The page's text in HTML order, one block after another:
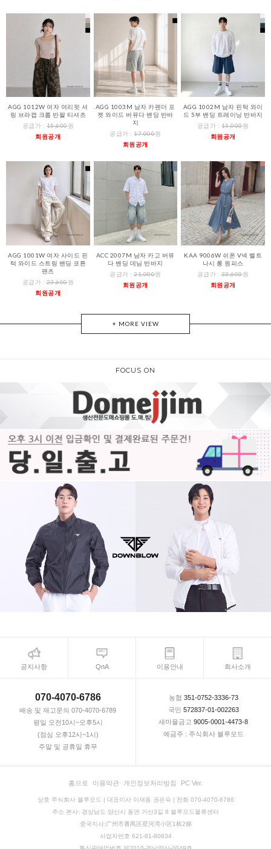
AGG 1012W 여자 여리핏 셔
링 브라캡 크롭 반팔 티셔츠
공급가 :15,600원
회원공개
AGG 1003M 남자 카펜더 포
켓 와이드 버뮤다 밴딩 반바
지
공급가 :17,000원
회원공개
AGG 1002M 남자 핀턱 와이
드 5부 밴딩 트레이닝 반바지
공급가 : 15,000원
회원공개
AGG 1001W 여자 사이드 핀
턱 와이드 스트링 밴딩 코튼
팬츠
공급가 :23,600원
회원공개
ACC 2007M 남자 카고 버뮤
다 밴딩 데님 반바지
공급가 :21,000원
회원공개
KAA 9006W 쉬폰 V넥 벨트
나시 롱 원피스
공급가 : 33,600원
회원공개
+ MORE VIEW
FOCUS ON
공지사항 QnA 이용안내 회사소개
070-4070-6786
배송 및 재고문의 070-4070-6789
평일 오전10시~오후5시
(점심 오후12시~1시)
주말 및 공휴일 휴무
농협 351-0752-3336-73
국민 572837-01-002263
새마을금고 9005-0001-4473-8
예금주 : 주식회사 블루모드
홈으로 이용약관 개인정보처리방침 PC Ver.
상호 주식회사 블루모드 | 대표이사 이재동 권은숙 | 전화 070-4070-6786
주소 본사: 경상남도 양산시 동면 가산3길 8 블루모드물류센터
중국지사:广州市番禺区星河湾小区1栋2梯
사업자번호 621-81-80834